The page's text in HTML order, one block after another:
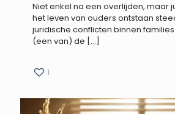
Niet enkel na een overlijden, maar
het leven van ouders ontstaan
juridische conflicten binnen
(een van) de […]
1